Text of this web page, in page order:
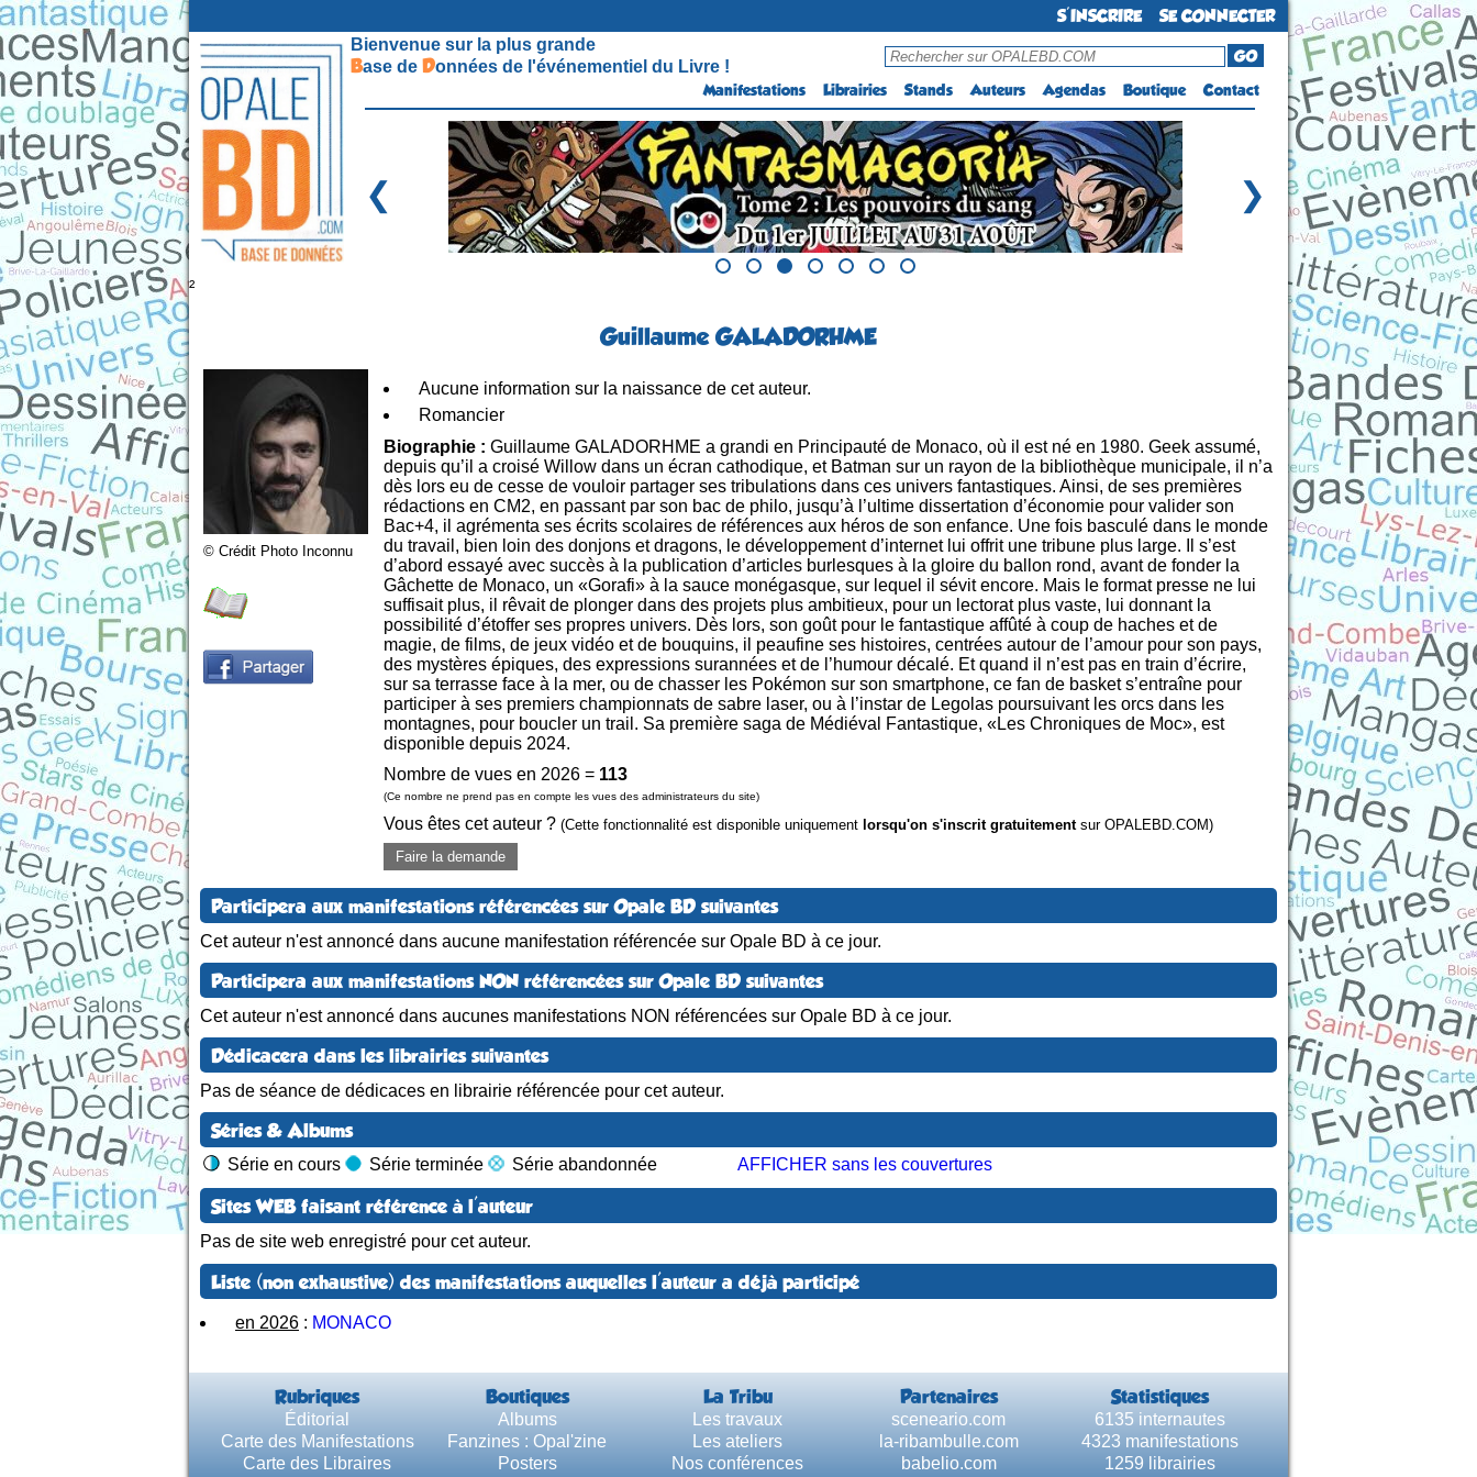
S'INSCRIRE
SE CONNECTER
Bienvenue sur la plus grande
Base de Données de l'événementiel du Livre !
GO
Manifestations
Librairies Stands Auteurs Agendas Boutique Contact
❮ ❯
²
Guillaume GALADORHME
© Crédit Photo Inconnu
Aucune information sur la naissance de cet auteur.
Romancier
Biographie : Guillaume GALADORHME a grandi en Principauté de Monaco, où il est né en 1980. Geek assumé,
depuis qu’il a croisé Willow dans un écran cathodique, et Batman sur un rayon de la bibliothèque municipale, il n’a
dès lors eu de cesse de vouloir partager ses tribulations dans ces univers fantastiques. Ainsi, de ses premières
rédactions en CM2, en passant par son bac de philo, jusqu’à l’ultime dissertation d’économie pour valider son
Bac+4, il agrémenta ses écrits scolaires de références aux héros de son enfance. Une fois basculé dans le monde
du travail, bien loin des donjons et dragons, le développement d’internet lui offrit une tribune plus large. Il s’est
d’abord essayé avec succès à la publication d’articles burlesques à la gloire du ballon rond, avant de fonder la
Gâchette de Monaco, un «Gorafi» à la sauce monégasque, sur lequel il sévit encore. Mais le format presse ne lui
suffisait plus, il rêvait de plonger dans des projets plus ambitieux, pour un lectorat plus vaste, lui donnant la
possibilité d’étoffer ses propres univers. Dès lors, son goût pour le fantastique affûté à coup de haches et de
magie, de films, de jeux vidéo et de bouquins, il peaufine ses histoires, centrées autour de l’amour pour son pays,
des mystères épiques, des expressions surannées et de l’humour décalé. Et quand il n’est pas en train d’écrire,
sur sa terrasse face à la mer, ou de chasser les Pokémon sur son smartphone, ce fan de basket s’entraîne pour
participer à ses premiers championnats de sabre laser, ou à l’instar de Legolas poursuivant les orcs dans les
montagnes, pour boucler un trail. Sa première saga de Médiéval Fantastique, «Les Chroniques de Moc», est
disponible depuis 2024.
Nombre de vues en 2026 = 113
(Ce nombre ne prend pas en compte les vues des administrateurs du site)
Vous êtes cet auteur ? (Cette fonctionnalité est disponible uniquement lorsqu'on s'inscrit gratuitementsur OPALEBD.COM)
Faire la demande
Participera aux manifestations référencées sur Opale BD suivantes
Cet auteur n'est annoncé dans aucune manifestation référencée sur Opale BD à ce jour.
Participera aux manifestations NON référencées sur Opale BD suivantes
Cet auteur n'est annoncé dans aucunes manifestations NON référencées sur Opale BD à ce jour.
Dédicacera dans les librairies suivantes
Pas de séance de dédicaces en librairie référencée pour cet auteur.
Séries & Albums
Série en cours Série terminée Série abandonnée AFFICHER sans les couvertures
Sites WEB faisant référence à l'auteur
Pas de site web enregistré pour cet auteur.
Liste (non exhaustive) des manifestations auquelles l'auteur a déjà participé
en 2026 : MONACO
Rubriques Boutiques La Tribu Partenaires Statistiques
Éditorial Albums Les travaux sceneario.com
6135 internautes
Carte des Manifestations
Fanzines : Opal'zine Les ateliers la-ribambulle.com
4323 manifestations
Carte des Libraires
Posters Nos conférences babelio.com
1259 librairies